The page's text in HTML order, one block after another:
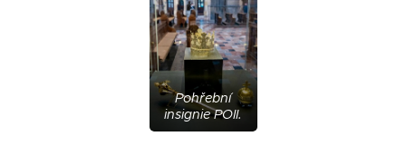
Pohřební
insignie POII.